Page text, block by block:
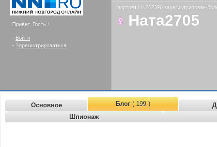
Привет, Гость !
- Войти
- Зарегистрироваться
портрет № 262396 зарегистрирован
Ната2705
Основное Блог( 199 )
Шпионаж